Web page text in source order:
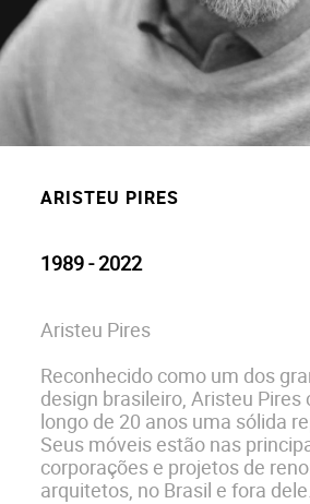
ARISTEU PIRES
1989 - 2022
Aristeu Pires
Reconhecido como um dos
design brasileiro, Aristeu Pires
longo de 20 anos uma sólida
Seus móveis estão nas
corporações e projetos de
arquitetos, no Brasil e fora dele.